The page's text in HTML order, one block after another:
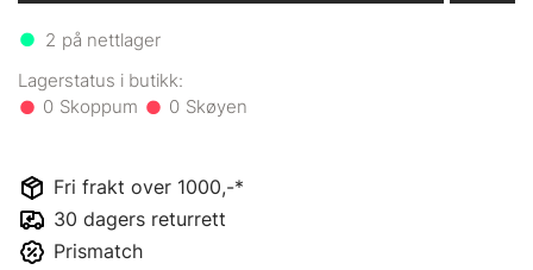
2 på nettlager
0 0
Fri frakt over 1000,-*
30 dagers returrett
Prismatch